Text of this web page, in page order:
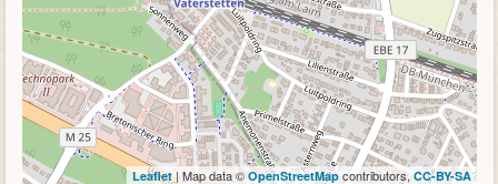
Leaflet| Map data © OpenStreetMapcontributors,CC-BY-SA